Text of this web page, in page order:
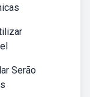
Serão